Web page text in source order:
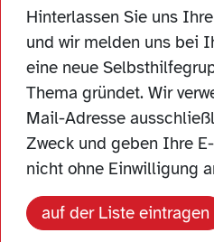
Hinterlassen Sie uns
und wir melden uns bei
eine neue
Thema gründet. Wir
Mail-Adresse
Zweck und geben Ihre
nicht ohne Einwilligung
auf der Liste eintragen